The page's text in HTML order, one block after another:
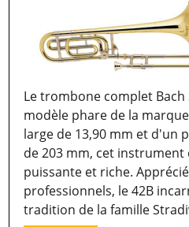
Le trombone complet
modèle phare de la
large de 13,90 mm et d'un
de 203 mm, cet
puissante et riche.
professionnels, le 42B
tradition de la famille